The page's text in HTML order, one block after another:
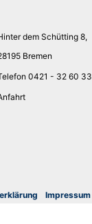
dem Schütting 8,
Bremen
0421 - 32 60 33
Impressum